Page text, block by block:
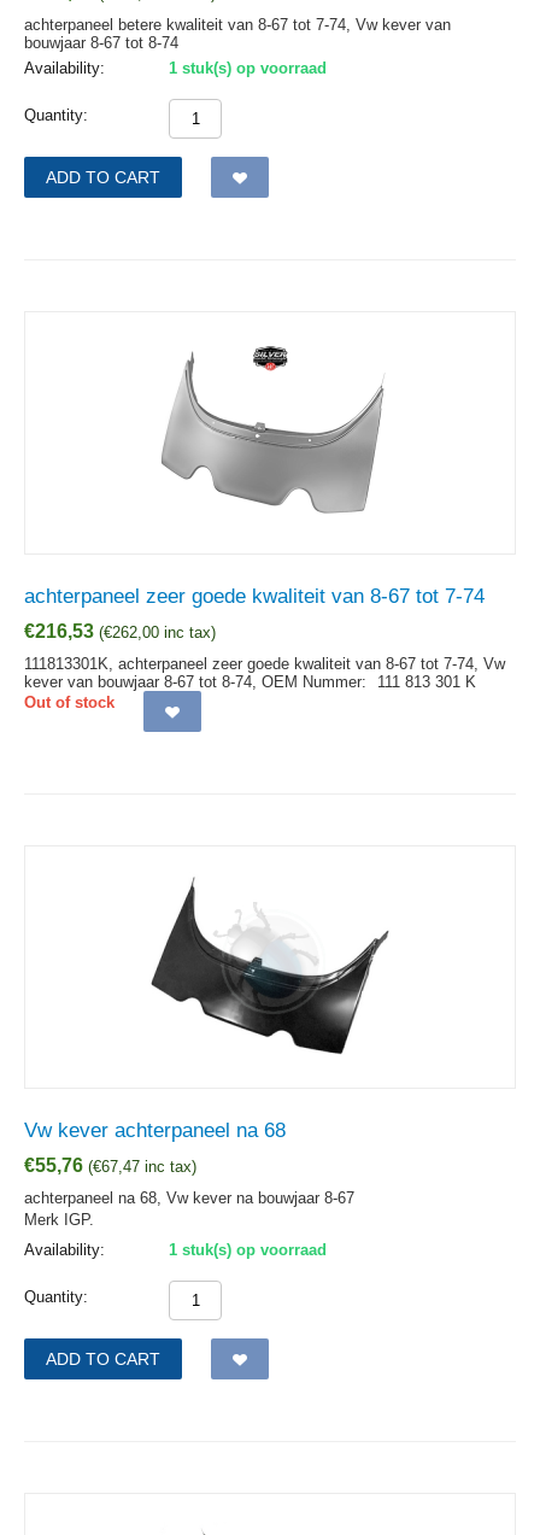
achterpaneel betere kwaliteit van 8-67 tot 7-74, Vw kever van
bouwjaar 8-67 tot 8-74
Availability:
1 stuk(s) op voorraad
Quantity:
ADD TO CART
achterpaneel zeer goede kwaliteit van 8-67 tot 7-74
€216,53 (€262,00 inc tax)
111813301K, achterpaneel zeer goede kwaliteit van 8-67 tot 7-74, Vw
kever van bouwjaar 8-67 tot 8-74, OEM Nummer:
111 813 301 K
Out of stock
Vw kever achterpaneel na 68
€55,76 (€67,47 inc tax)
achterpaneel na 68, Vw kever na bouwjaar 8-67
Merk IGP.
Availability:
1 stuk(s) op voorraad
Quantity:
ADD TO CART